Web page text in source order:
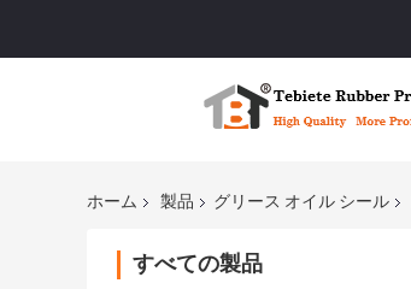
ホーム 製品 グリース オイル シール
すべての製品